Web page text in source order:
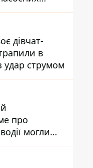
дівчат-
в
удар струмом
про
могли
із заторами